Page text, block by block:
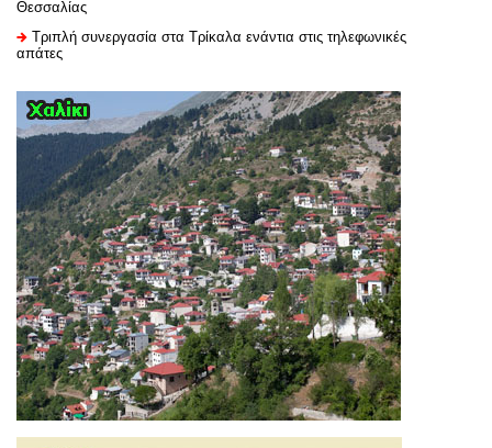
Θεσσαλίας
Τριπλή συνεργασία στα Τρίκαλα ενάντια στις τηλεφωνικές
απάτες